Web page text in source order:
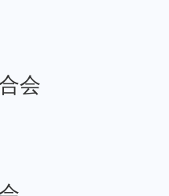
局
合会